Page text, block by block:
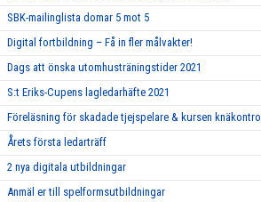
SBK-mailinglista domar 5 mot 5
Digital fortbildning – Få in fler målvakter!
Dags att önska utomhusträningstider 2021
S:t Eriks-Cupens lagledarhäfte 2021
Föreläsning för skadade tjejspelare & kursen knäkontroll
Årets första ledarträff
2 nya digitala utbildningar
Anmäl er till spelformsutbildningar